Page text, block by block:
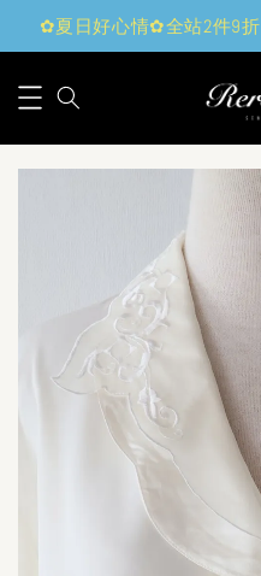
✿夏日好心情✿全站2件9折